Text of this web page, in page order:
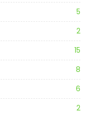
5
2
15
8
6
2